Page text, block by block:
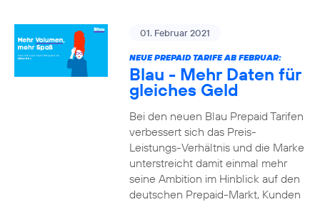
01. Februar 2021
NEUE PREPAID TARIFE AB FEBRUAR:
Blau - Mehr Daten für
gleiches Geld
Bei den neuen Blau Prepaid Tarifen
verbessert sich das Preis-
Leistungs-Verhältnis und die Marke
unterstreicht damit einmal mehr
seine Ambition im Hinblick auf den
deutschen Prepaid-Markt, Kunden